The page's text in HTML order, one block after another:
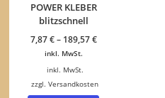
POWER KLEBER
blitzschnell
7,87€– 189,57€
inkl. MwSt.
inkl. MwSt.
zzgl.Versandkosten